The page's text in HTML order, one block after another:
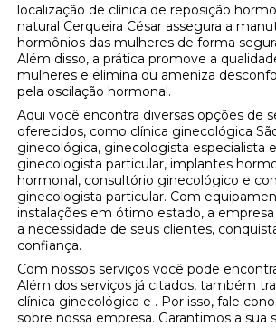
localização de clínica de reposição
natural Cerqueira César assegura a
hormônios das mulheres de forma
Além disso, a prática promove a
mulheres e elimina ou ameniza
pela oscilação hormonal.
Aqui você encontra diversas opções de
oferecidos, como clínica ginecológica
ginecológica, ginecologista especialista
ginecologista particular, implantes
hormonal, consultório ginecológico e
ginecologista particular. Com
instalações em ótimo estado, a
a necessidade de seus clientes,
confiança.
Com nossos serviços você pode
Além dos serviços já citados, também
clínica ginecológica e . Por isso, fale
sobre nossa empresa. Garantimos a sua